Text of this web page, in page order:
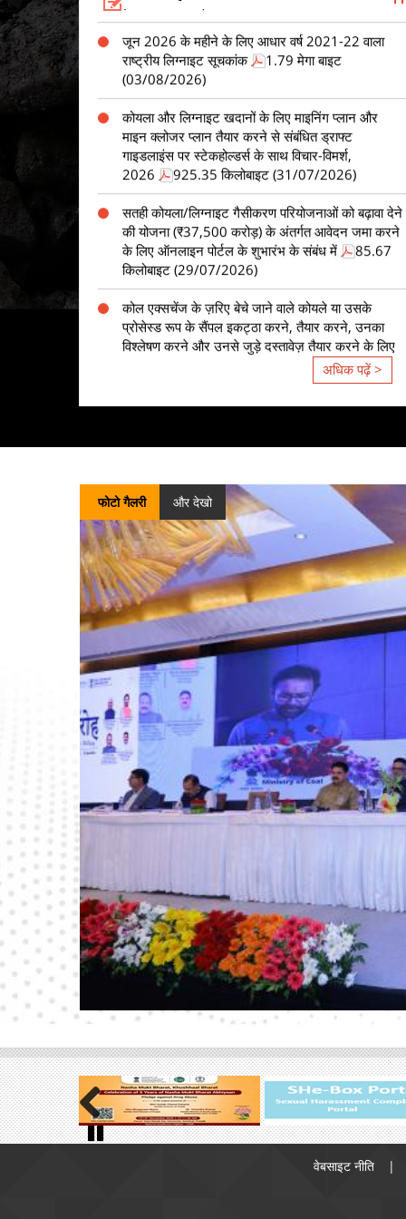
राष्ट्रीय लिग्नाइट सूचकांक
(03/08/2026)
कोयला और लिग्नाइट खदानों के लिए माइनिंग प्लान और
माइन क्लोजर प्लान तैयार करने से संबंधित ड्राफ्ट
गाइडलाइंस पर स्टेकहोल्डर्स के साथ विचार-विमर्श,
2026
925.35 किलोबाइट (31/07/2026)
सतही कोयला/लिग्नाइट गैसीकरण परियोजनाओं को बढ़ावा देने
की योजना (₹37,500 करोड़) के अंतर्गत आवेदन जमा करने
के लिए ऑनलाइन पोर्टल के शुभारंभ के संबंध में
85.67
किलोबाइट (29/07/2026)
कोल एक्सचेंज के ज़रिए बेचे जाने वाले कोयले या उसके
प्रोसेस्ड रूप के सैंपल इकट्ठा करने, तैयार करने, उनका
विश्लेषण करने और उनसे जुड़े दस्तावेज़ तैयार करने के लिए
TPA को पैनल में शामिल करना।
1.15 मेगा बाइट
(27/07/2026)
गैर-विनियमित क्षेत्र के लिए लिंकेज की नीलामी
954.49
बढ़ावा देने की योजना के लिए प्रोजेक्ट मैनेजमेंट एजेंसी
(RFP)
552.58 किलोबाइट (17/07/2026)
प्री-एप्लीकेशन कॉन्फ्रेंस के लिए सूचना
203.78
किलोबाइट (16/07/2026)
जन विश्वास (प्रावधानों में संशोधन) अधिनियम, 2026 के
लागू होने के परिणामस्वरूप नियमों में संशोधन के मसौदे पर
परामर्श – इस संबंध में।
1.15 मेगा बाइट
(13/07/2026)
कोयला खदान भविष्य निधि और विविध प्रावधान (जुर्माना और
अपील का निर्णय) नियम, 2026 के मसौदे पर हितधारकों के
साथ परामर्श - इस संबंध में।
538.29 किलोबाइट
(13/07/2026)
सतह पर कोयला/लिग्नाइट गैसीफिकेशन परियोजनाओं को
बढ़ावा देने की योजना: राउंड-1 आवेदन प्रक्रिया की समय-
सीमा - संबंधित।
821.84 किलोबाइट (07/07/2026)
मेगा बाइट (06/07/2026)
मई 2026 के महीने के लिए आधार वर्ष 2017-18 (अस्थायी)
वाला राष्ट्रीय कोयला सूचकांक
4.77 मेगा बाइट
(02/07/2026)
मई 2026 के लिए आधार वर्ष 2021-22 वाला राष्ट्रीय
लिग्नाइट सूचकांक
2.41 मेगा बाइट (30/06/2026)
कोliery कंट्रोल (संशोधन) नियम, 2026 के संबंध में
टिप्पणियाँ/सुझाव आमंत्रित हैं।
87.29 किलोबाइट
(29/06/2026)
सतही कोयला/लिग्नाइट गैसीकरण परियोजनाओं को प्रोत्साहन
देने की योजना” को मंजूरी देना - विनियमन
500.39
अधिक पढ़ें >
फोटो गैलरी और देखो
Previous
menuवेबसाइट नीति